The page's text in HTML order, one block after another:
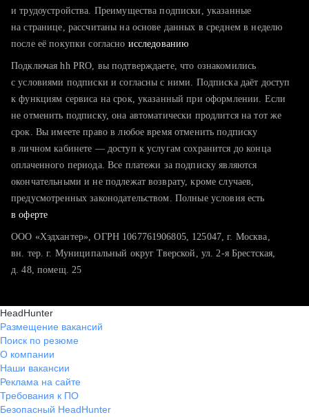
тратите много времени на поиск и вручную поднимаете
хотите сравнить себя с конкурентами и оценить шансы
и трудоустройства. Преимущества подписки, указанные
на странице, рассчитаны на основе данных в среднем в неделю
после её покупки согласно исследованию
Подключая hh PRO, вы подтверждаете, что ознакомились
с условиями подписки и согласны с ними. Подписка даёт доступ
к функциям сервиса на срок, указанный при оформлении. Если
не отменить подписку, она автоматически продлится на тот же
срок. Вы имеете право в любое время отменить подписку
в личном кабинете — доступ к услугам сохранится до конца
оплаченного периода. Все платежи за подписку являются
окончательными и не подлежат возврату, кроме случаев,
предусмотренных законодательством. Полные условия есть
в оферте
ООО «Хэдхантер», ОГРН 1067761906805, 125047, г. Москва,
вн. тер. г. Муниципальный округ Тверской, ул. 2-я Брестская,
д. 48, помещ. 25
HeadHunter
Размещение вакансий
Поиск по резюме
О компании
Наши вакансии
Реклама на сайте
Требования к ПО
Безопасный HeadHunter